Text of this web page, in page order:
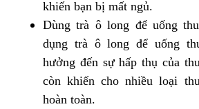
khiến bạn bị mất ngủ.
Dùng trà ô long để uống
dụng trà ô long để uống
hưởng đến sự hấp thụ của
còn khiến cho nhiều loại
hoàn toàn.